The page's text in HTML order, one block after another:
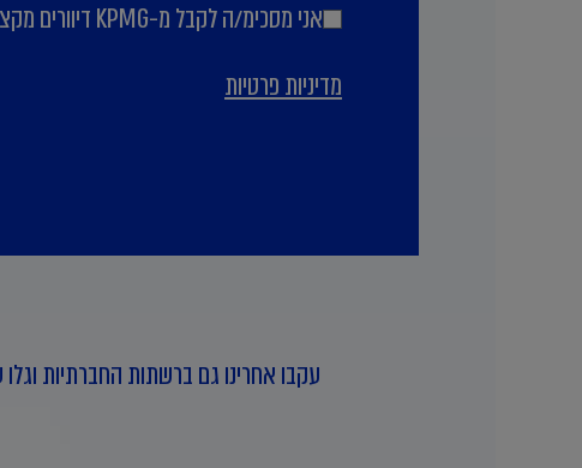
אני מסכימ/ה לקבל מ-KPMG דיוורים מקצועיים, הזמנות לאירועים ופרסומים שיווקיים.
מדיניות פרטיות
עקבו אחרינו גם ברשתות החברתיות